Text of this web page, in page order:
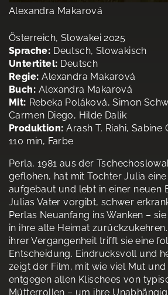
Alexandra Makarová
Österreich, Slowakei 2025
Sprache: Deutsch, Slowakisch
Untertitel: Deutsch
Regie: Alexandra Makarová
Buch: Alexandra Makarová
Mit: Rebeka Poláková, Simon
Carmen Diego, Hilde Dalik
Produktion: Arash T. Riahi, Sabine
110 min, Farbe
Perla, 1981 aus der
geflohen, hat mit Tochter Julia
aufgebaut und lebt in einer neuen
Julias Vater vorgibt, schwer
Perlas Neuanfang ins Wanken –
in ihre alte Heimat
ihrer Vergangenheit trifft sie eine
Entscheidung. Eindrucksvoll und
zeigt der Film, mit wie viel Mut und
entgegen allen Klischees von
Mütterrollen – um ihre